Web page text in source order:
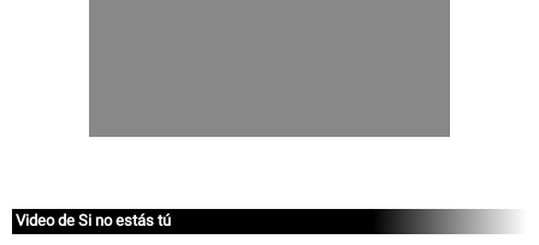
Video de Si no estás tú